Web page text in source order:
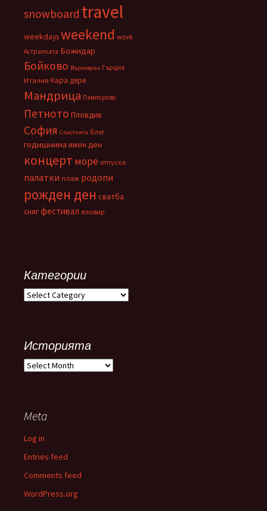
snowboard travel
weekdaysweekend work
Астралката Божидар
Бойково Върховръх Гърция
Италия Кара дере
Мандрица Пампорово
Петното Пловдив
София Спастнята блог
годишнина имен ден
концерт море отпуска
палатки плаж родопи
рожден ден сватба
снягфестивал язовир
Категории
Категории
Историята
Историята
Meta
Log in
Entries feed
Comments feed
WordPress.org